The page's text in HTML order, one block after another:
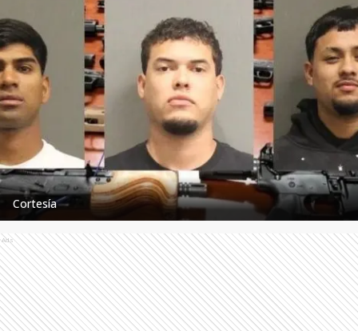
Cortesía
Ads